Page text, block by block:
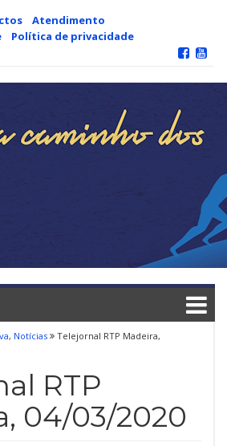
Atendimento
Política de privacidade
, Notícias
Telejornal RTP Madeira,
RTP
04/03/2020